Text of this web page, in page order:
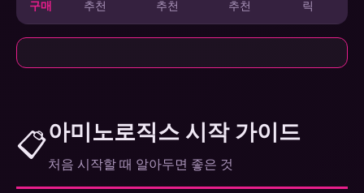
구매
추천
추천
추천
릭
📋아미노로직스 시작 가이드
처음 시작할 때 알아두면 좋은 것